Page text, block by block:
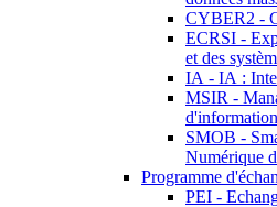
CYBER2 -
ECRSI -
et des
IA - IA :
MSIR -
SMOB -
Numérique
Programme
PEI -